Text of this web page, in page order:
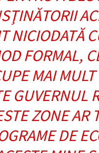
NICIODATĂ
FORMAL,
MAI
GUVERNUL
ZONE AR
DE